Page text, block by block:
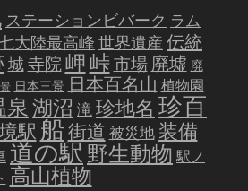
ステーションビバーク ラム
大陸最高峰 世界遺産 伝統
城寺院岬峠市場 廃墟 廃
日本三景 日本百名山 植物園
泉湖沼 滝珍地名 珍百
駅船街道 被災地 装備
道の駅野生動物 駅ノ
高山植物